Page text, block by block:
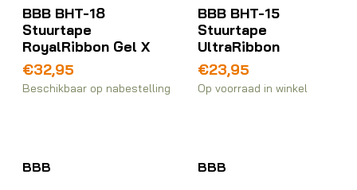
BBB BHT-18
Stuurtape
RoyalRibbon Gel X
€32,95
Beschikbaar op nabestelling
BBB BHT-15
Stuurtape
UltraRibbon
€23,95
Op voorraad in winkel
BBB BBB